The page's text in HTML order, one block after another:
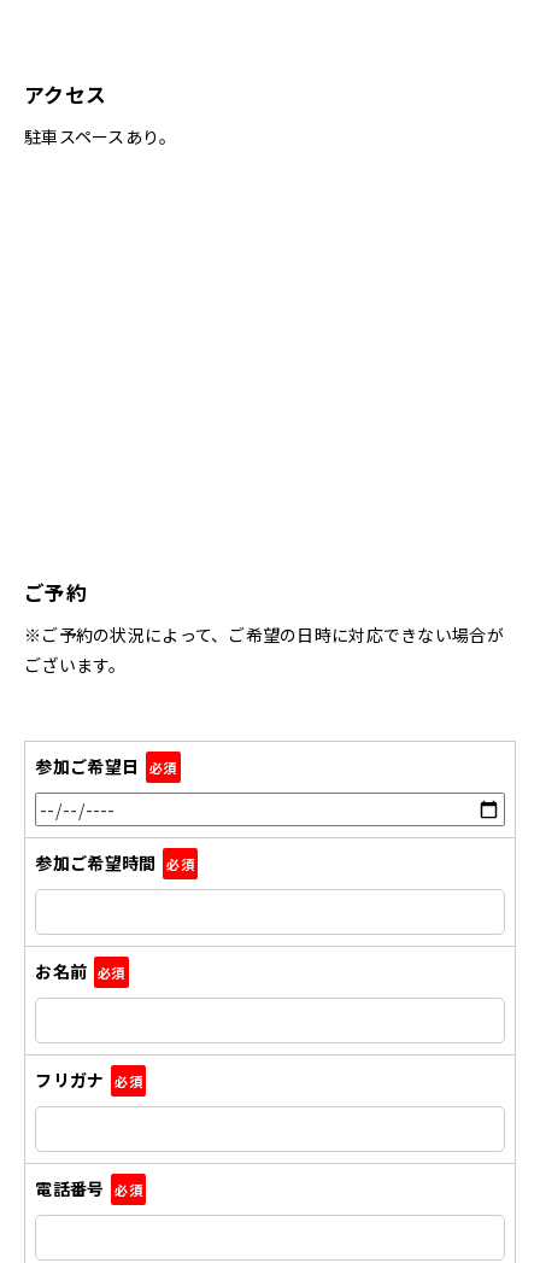
アクセス
駐車スペースあり。
ご予約
※ご予約の状況によって、ご希望の日時に対応できない場合が
ございます。
参加ご希望日 必須
参加ご希望時間 必須
お名前 必須
フリガナ 必須
電話番号 必須